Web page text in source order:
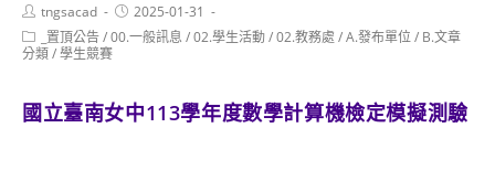
Post
author:
tngsacad
Post
published:
2025-01-31
Post
category:
_置頂公告/00.一般訊息 /02.學生活動/02.教務處 /A.發布單位/ B.文章
分類/學生競賽
國立臺南女中113學年度數學計算機檢定模擬測驗